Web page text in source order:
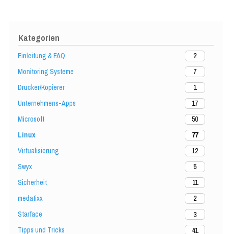
Kategorien
Einleitung & FAQ
2
Monitoring Systeme
7
Drucker/Kopierer
1
Unternehmens-Apps
17
Microsoft
50
Linux
77
Virtualisierung
12
Swyx
5
Sicherheit
11
medatixx
2
Starface
3
Tipps und Tricks
41